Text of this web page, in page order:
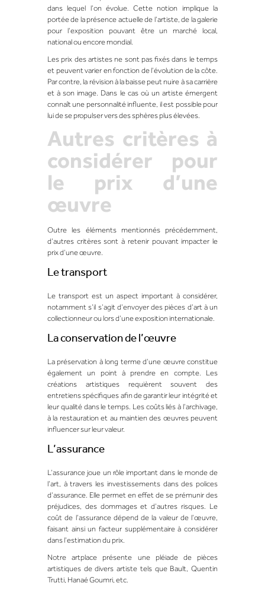
dans lequel l’on évolue. Cette notion implique la
portée de la présence actuelle de l’artiste, de la galerie
pour l’exposition pouvant être un marché local,
national ou encore mondial.
Les prix des artistes ne sont pas fixés dans le temps
et peuvent varier en fonction de l’évolution de la côte.
Par contre, la révision à la baisse peut nuire à sa carrière
et à son image. Dans le cas où un artiste émergent
connaît une personnalité influente, il est possible pour
lui de se propulser vers des sphères plus élevées.
Autres critères à
considérer pour
le prix d’une
œuvre
Outre les éléments mentionnés précédemment,
d’autres critères sont à retenir pouvant impacter le
prix d’une œuvre.
Le transport
Le transport est un aspect important à considérer,
notamment s’il s’agit d’envoyer des pièces d’art à un
collectionneur ou lors d’une exposition internationale.
La conservation de l’œuvre
La préservation à long terme d’une œuvre constitue
également un point à prendre en compte. Les
créations artistiques requièrent souvent des
entretiens spécifiques afin de garantir leur intégrité et
leur qualité dans le temps. Les coûts liés à l’archivage,
à la restauration et au maintien des œuvres peuvent
influencer sur leur valeur.
L’assurance
L’assurance joue un rôle important dans le monde de
l’art, à travers les investissements dans des polices
d’assurance. Elle permet en effet de se prémunir des
préjudices, des dommages et d’autres risques. Le
coût de l’assurance dépend de la valeur de l’œuvre,
faisant ainsi un facteur supplémentaire à considérer
dans l’estimation du prix.
Notre artplace présente une pléiade de pièces
artistiques de divers artiste tels que Bault ,Quentin
Trutti Hanaé Goumri , etc.